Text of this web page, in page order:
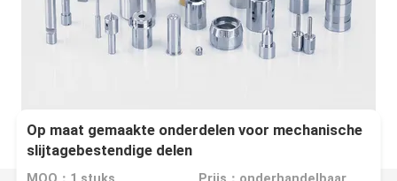
Op maat gemaakte onderdelen voor mechanische
slijtagebestendige delen